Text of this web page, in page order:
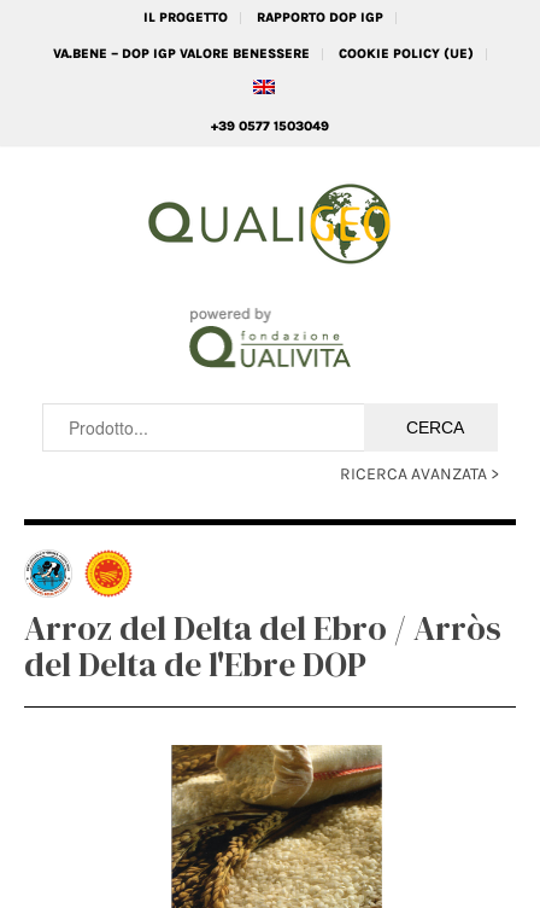
IL PROGETTO RAPPORTO DOP IGP
VA.BENE – DOP IGP VALORE BENESSERE COOKIE POLICY (UE)
+39 0577 1503049
RICERCA AVANZATA >
Arroz del Delta del Ebro / Arròs
del Delta de l'Ebre DOP